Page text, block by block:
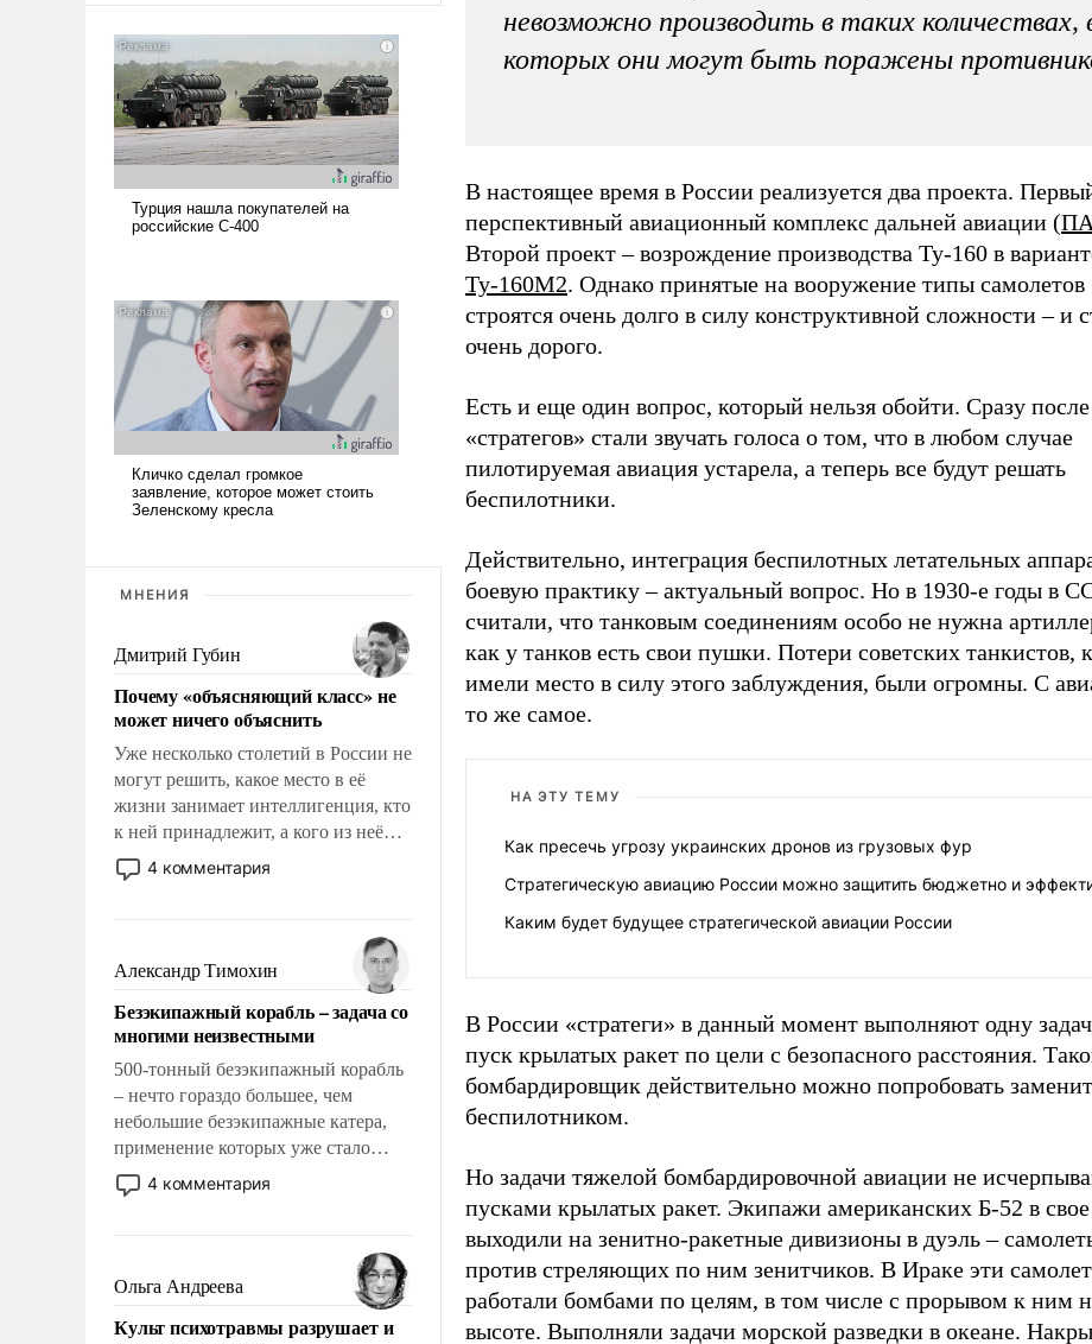
МНЕНИЯ
Дмитрий Губин
Почему «объясняющий класс» не
может ничего объяснить
Уже несколько столетий в России не
могут решить, какое место в её
жизни занимает интеллигенция, кто
к ней принадлежит, а кого из неё
исключили с правом
восстановления и без оного. И чем
казалось, что эти вопросы решены
раз и навсегда, но – нет, не решены.
4 комментария
Александр Тимохин
Безэкипажный корабль – задача со
многими неизвестными
500-тонный безэкипажный корабль
– нечто гораздо большее, чем
небольшие безэкипажные катера,
применение которых уже стало
обыденностью. Задача по созданию
такого корабля очень сложна и
реализация радикально поднимет
наши боевые возможности.
4 комментария
Ольга Андреева
Культ психотравмы разрушает и
невозможно производить в таких количествах,
которых они могут быть поражены
В настоящее время в России реализуется два проекта.
перспективный авиационный комплекс дальней авиации (
Второй проект – возрождение производства Ту-160 в
Ту-160М2. Однако принятые на вооружение типы самолетов
строятся очень долго в силу конструктивной сложности – и
очень дорого.
Есть и еще один вопрос, который нельзя обойти. Сразу
«стратегов» стали звучать голоса о том, что в любом случае
пилотируемая авиация устарела, а теперь все будут решать
беспилотники.
Действительно, интеграция беспилотных летательных
боевую практику – актуальный вопрос. Но в 1930-е годы в
считали, что танковым соединениям особо не нужна
как у танков есть свои пушки. Потери советских танкистов,
имели место в силу этого заблуждения, были огромны. С
то же самое.
НА ЭТУ ТЕМУ
Как пресечь угрозу украинских дронов из грузовых фур
Стратегическую авиацию России можно защитить бюджетно и
Каким будет будущее стратегической авиации России
В России «стратеги» в данный момент выполняют одну
пуск крылатых ракет по цели с безопасного расстояния.
бомбардировщик действительно можно попробовать
беспилотником.
Но задачи тяжелой бомбардировочной авиации не
пусками крылатых ракет. Экипажи американских Б-52 в
выходили на зенитно-ракетные дивизионы в дуэль –
против стреляющих по ним зенитчиков. В Ираке эти
работали бомбами по целям, в том числе с прорывом к ним
высоте. Выполняли задачи морской разведки в океане.